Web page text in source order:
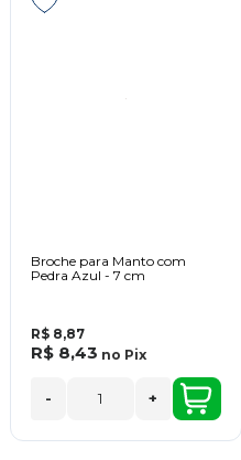
Broche para Manto com
Pedra Azul - 7 cm
R$ 8,87
R$ 8,43 no Pix
- +